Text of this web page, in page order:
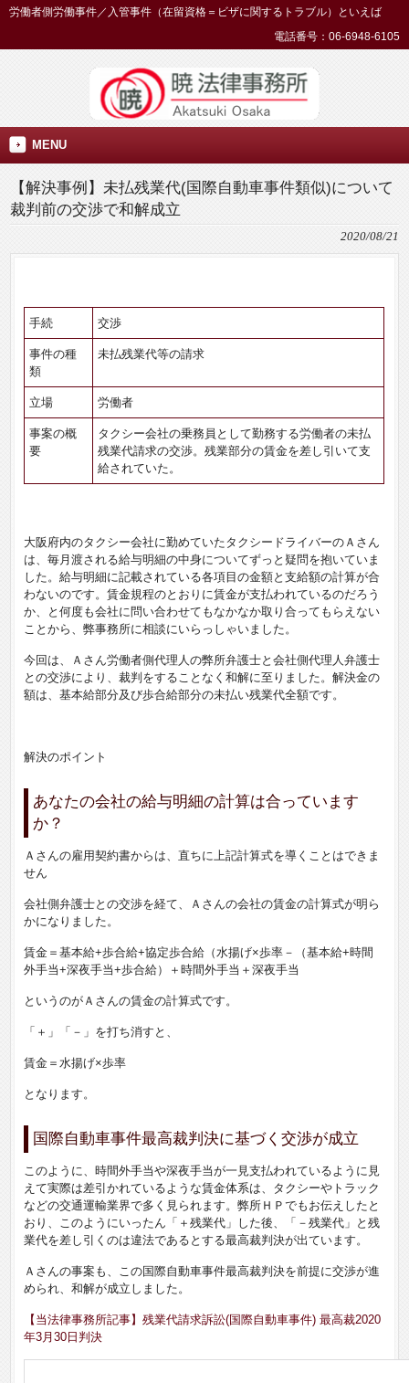
労働者側労働事件／入管事件（在留資格＝ビザに関するトラブル）といえば
電話番号：06-6948-6105
MENU
【解決事例】未払残業代(国際自動車事件類似)について
裁判前の交渉で和解成立
2020/08/21
手続 交渉
事件の種
類
未払残業代等の請求
立場 労働者
事案の概
要
タクシー会社の乗務員として勤務する労働者の未払
残業代請求の交渉。残業部分の賃金を差し引いて支
給されていた。
大阪府内のタクシー会社に勤めていたタクシードライバーのＡさん
は、毎月渡される給与明細の中身についてずっと疑問を抱いていま
した。給与明細に記載されている各項目の金額と支給額の計算が合
わないのです。賃金規程のとおりに賃金が支払われているのだろう
か、と何度も会社に問い合わせてもなかなか取り合ってもらえない
ことから、弊事務所に相談にいらっしゃいました。
今回は、Ａさん労働者側代理人の弊所弁護士と会社側代理人弁護士
との交渉により、裁判をすることなく和解に至りました。解決金の
額は、基本給部分及び歩合給部分の未払い残業代全額です。
解決のポイント
あなたの会社の給与明細の計算は合っています
か？
Ａさんの雇用契約書からは、直ちに上記計算式を導くことはできま
せん
会社側弁護士との交渉を経て、Ａさんの会社の賃金の計算式が明ら
かになりました。
賃金＝基本給+歩合給+協定歩合給（水揚げ×歩率－（基本給+時間
外手当+深夜手当+歩合給）＋時間外手当＋深夜手当
というのがＡさんの賃金の計算式です。
「＋」「－」を打ち消すと、
賃金＝水揚げ×歩率
となります。
国際自動車事件最高裁判決に基づく交渉が成立
このように、時間外手当や深夜手当が一見支払われているように見
えて実際は差引かれているような賃金体系は、タクシーやトラック
などの交通運輸業界で多く見られます。弊所ＨＰでもお伝えしたと
おり、このようにいったん「＋残業代」した後、「－残業代」と残
業代を差し引くのは違法であるとする最高裁判決が出ています。
Ａさんの事案も、この国際自動車事件最高裁判決を前提に交渉が進
められ、和解が成立しました。
【当法律事務所記事】残業代請求訴訟(国際自動車事件) 最高裁2020
年3月30日判決